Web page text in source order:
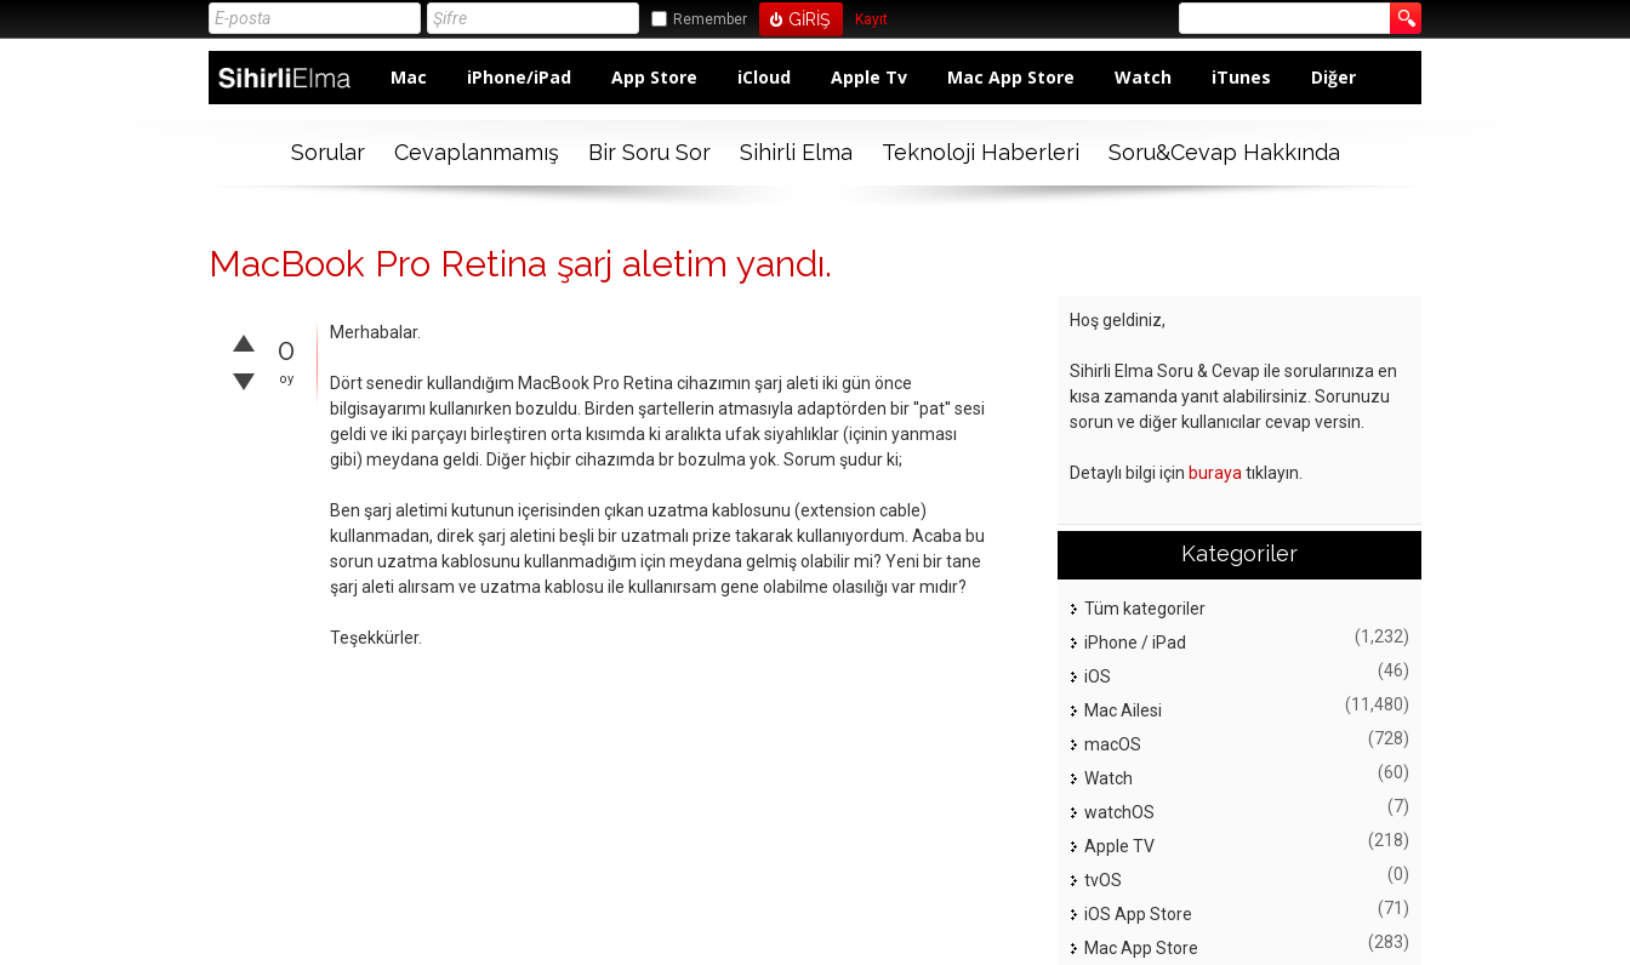
Remember Kayıt
Mac iPhone/iPad App Store iCloud Apple Tv Mac App Store Watch iTunes Diğer
Sorular Cevaplanmamış Bir Soru Sor Sihirli Elma Teknoloji Haberleri Soru&Cevap Hakkında
MacBook Pro Retina şarj aletim yandı.
0
oy
Merhabalar.
Dört senedir kullandığım MacBook Pro Retina cihazımın şarj aleti iki gün önce
bilgisayarımı kullanırken bozuldu. Birden şartellerin atmasıyla adaptörden bir ''pat'' sesi
geldi ve iki parçayı birleştiren orta kısımda ki aralıkta ufak siyahlıklar (içinin yanması
gibi) meydana geldi. Diğer hiçbir cihazımda br bozulma yok. Sorum şudur ki;
Ben şarj aletimi kutunun içerisinden çıkan uzatma kablosunu (extension cable)
kullanmadan, direk şarj aletini beşli bir uzatmalı prize takarak kullanıyordum. Acaba bu
sorun uzatma kablosunu kullanmadığım için meydana gelmiş olabilir mi? Yeni bir tane
şarj aleti alırsam ve uzatma kablosu ile kullanırsam gene olabilme olasılığı var mıdır?
Teşekkürler.
Hoş geldiniz,
Sihirli Elma Soru & Cevap ile sorularınıza en
kısa zamanda yanıt alabilirsiniz. Sorunuzu
sorun ve diğer kullanıcılar cevap versin.
Detaylı bilgi için buraya tıklayın.
Kategoriler
Tüm kategoriler
iPhone / iPad
(1,232)
iOS (46)
Mac Ailesi (11,480)
macOS (728)
Watch (60)
watchOS (7)
Apple TV (218)
tvOS (0)
iOS App Store (71)
Mac App Store (283)